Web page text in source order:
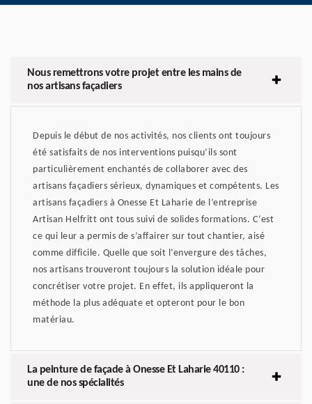
Nous remettrons votre projet entre les mains de
nos artisans façadiers
Depuis le début de nos activités, nos clients ont toujours
été satisfaits de nos interventions puisqu’ils sont
particulièrement enchantés de collaborer avec des
artisans façadiers sérieux, dynamiques et compétents. Les
artisans façadiers à Onesse Et Laharie de l’entreprise
Artisan Helfritt ont tous suivi de solides formations. C’est
ce qui leur a permis de s’affairer sur tout chantier, aisé
comme difficile. Quelle que soit l’envergure des tâches,
nos artisans trouveront toujours la solution idéale pour
concrétiser votre projet. En effet, ils appliqueront la
méthode la plus adéquate et opteront pour le bon
matériau.
La peinture de façade à Onesse Et Laharie 40110 :
une de nos spécialités